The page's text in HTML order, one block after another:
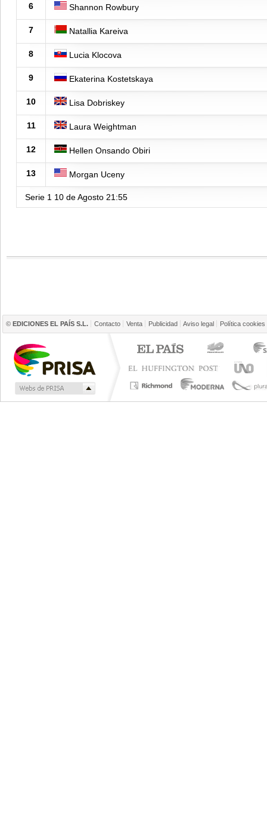
6 Shannon Rowbury
7 Natallia Kareiva
8 Lucia Klocova
9 Ekaterina Kostetskaya
10 Lisa Dobriskey
11 Laura Weightman
12 Hellen Onsando Obiri
13 Morgan Uceny
Serie 1 10 de Agosto 21:55
© EDICIONES EL PAÍS S.L. Contacto Venta Publicidad Aviso legal Política cookies